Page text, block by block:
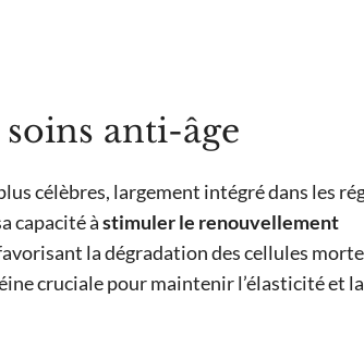
anti-âge
célèbres, largement intégré dans les
capacité àstimuler le renouvellement
la dégradation des cellules
cruciale pour maintenir l’élasticité et la